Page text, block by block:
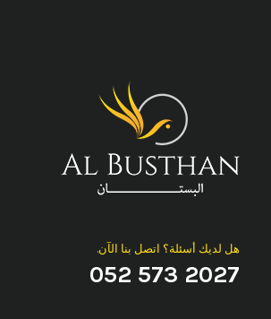
هل لديك أسئلة؟ اتصل بنا الآن.
052 573 2027